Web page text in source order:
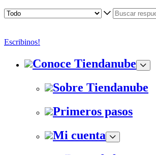
Escribinos!
Conoce Tiendanube
Sobre Tiendanube
Primeros pasos
Mi cuenta